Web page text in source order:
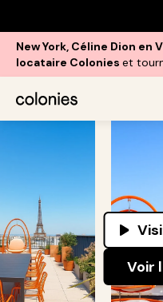
New York, Céline Dion en
locataire Colonies et
Voir